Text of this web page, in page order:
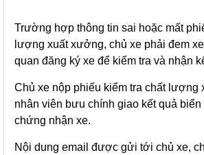
Trường hợp thông tin sai hoặc mất
lượng xuất xưởng, chủ xe phải đem
quan đăng ký xe để kiểm tra và nhận
Chủ xe nộp phiếu kiểm tra chất lượng
nhân viên bưu chính giao kết quả biển
chứng nhận xe.
Nội dung email được gửi tới chủ xe,